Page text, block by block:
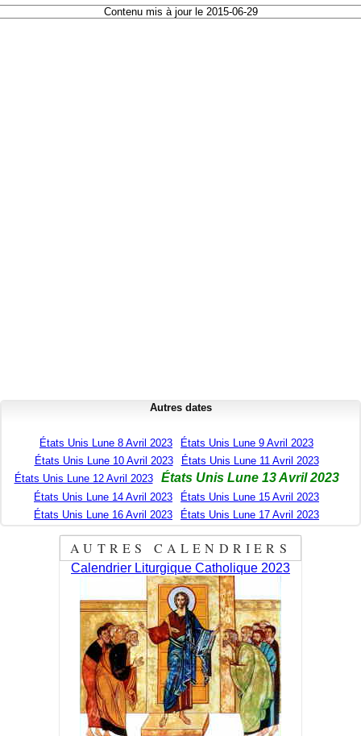
Contenu mis à jour le 2015-06-29
Autres dates
États Unis Lune 8 Avril 2023
États Unis Lune 9 Avril 2023
États Unis Lune 10 Avril 2023
États Unis Lune 11 Avril 2023
États Unis Lune 12 Avril 2023
États Unis Lune 13 Avril 2023
États Unis Lune 14 Avril 2023
États Unis Lune 15 Avril 2023
États Unis Lune 16 Avril 2023
États Unis Lune 17 Avril 2023
AUTRES CALENDRIERS
Calendrier Liturgique Catholique 2023